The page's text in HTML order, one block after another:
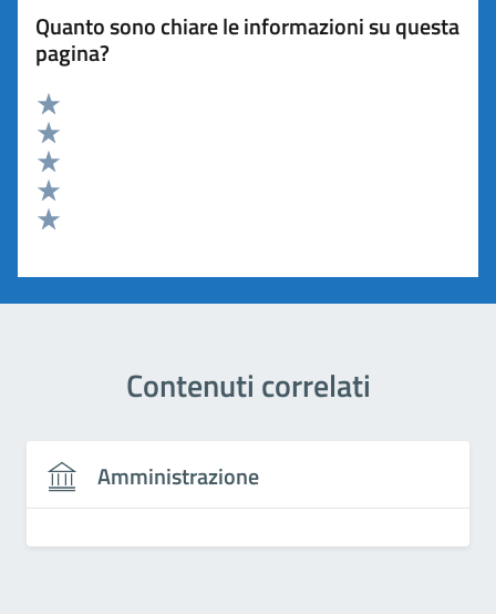
Quanto sono chiare le informazioni su questa
pagina?
Valuta 5 stelle su 5
Valuta 4 stelle su 5
Valuta 3 stelle su 5
Valuta 2 stelle su 5
Contenuti correlati
Amministrazione